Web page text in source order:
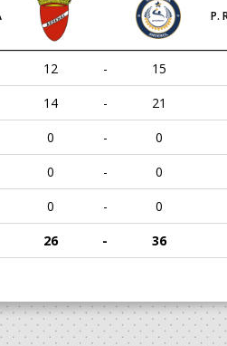
P.
12 -
15
14 -
21
0 -
0
0 -
0
0 -
0
26 - 36